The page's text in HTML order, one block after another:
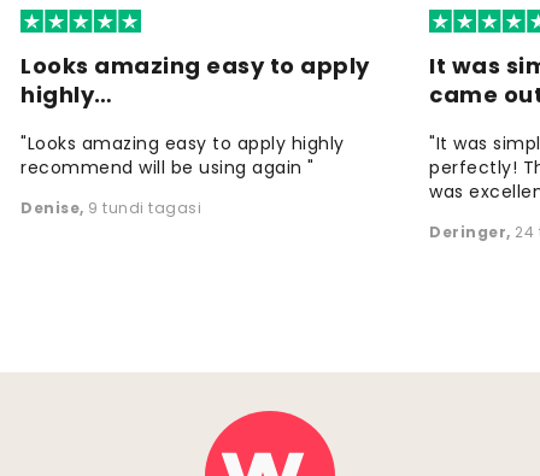
Looks amazing easy to apply
highly…
"Looks amazing easy to apply highly
recommend will be using again "
Denise, 9 tundi tagasi
It was
came
"It was
perfectly!
was
Deringer,